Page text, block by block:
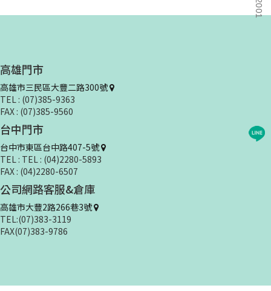
高雄門市
高雄市三民區大豐二路300號
TEL : (07)385-9363
FAX : (07)385-9560
台中門市
台中市東區台中路407-5號
TEL : TEL : (04)2280-5893
FAX : (04)2280-6507
公司網路客服&倉庫
高雄市大豐2路266巷3號
TEL:(07)383-3119
FAX(07)383-9786